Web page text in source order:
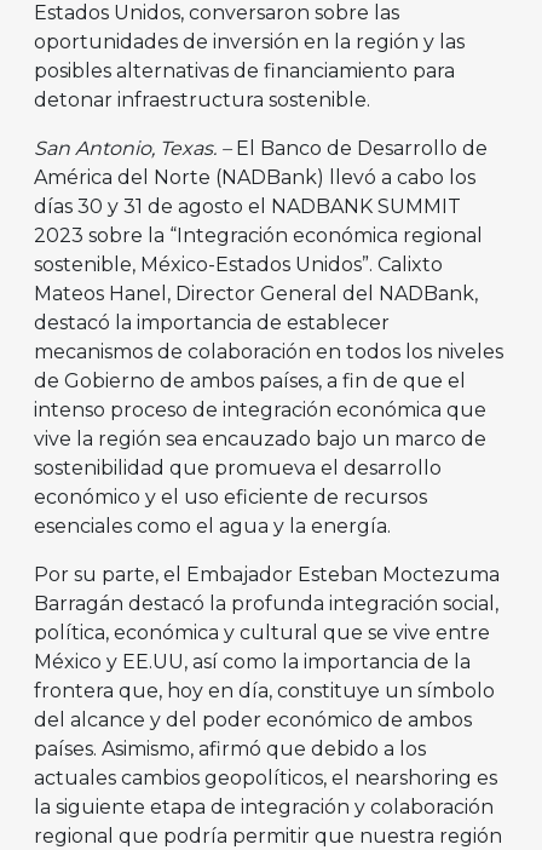
Estados Unidos, conversaron sobre las
oportunidades de inversión en la región y las
posibles alternativas de financiamiento para
detonar infraestructura sostenible.
San Antonio, Texas. – El Banco de Desarrollo de
América del Norte (NADBank) llevó a cabo los
días 30 y 31 de agosto el NADBANK SUMMIT
2023 sobre la “Integración económica regional
sostenible, México-Estados Unidos”. Calixto
Mateos Hanel, Director General del NADBank,
destacó la importancia de establecer
mecanismos de colaboración en todos los niveles
de Gobierno de ambos países, a fin de que el
intenso proceso de integración económica que
vive la región sea encauzado bajo un marco de
sostenibilidad que promueva el desarrollo
económico y el uso eficiente de recursos
esenciales como el agua y la energía.
Por su parte, el Embajador Esteban Moctezuma
Barragán destacó la profunda integración social,
política, económica y cultural que se vive entre
México y EE.UU, así como la importancia de la
frontera que, hoy en día, constituye un símbolo
del alcance y del poder económico de ambos
países. Asimismo, afirmó que debido a los
actuales cambios geopolíticos, el nearshoring es
la siguiente etapa de integración y colaboración
regional que podría permitir que nuestra región